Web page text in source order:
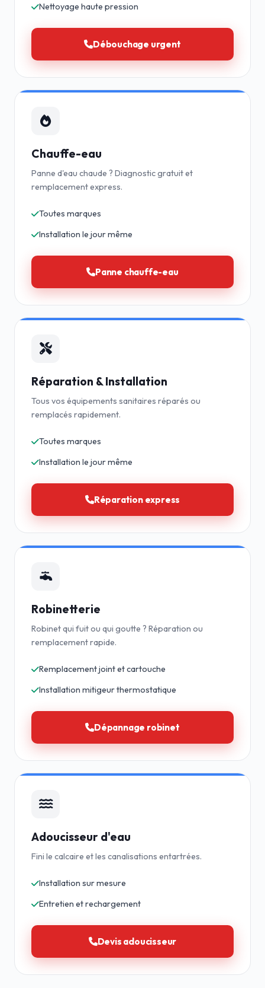
Nettoyage haute pression
Débouchage urgent
Chauffe-eau
Panne d'eau chaude ? Diagnostic gratuit et
remplacement express.
Toutes marques
Installation le jour même
Panne chauffe-eau
Réparation & Installation
Tous vos équipements sanitaires réparés ou
remplacés rapidement.
Toutes marques
Installation le jour même
Réparation express
Robinetterie
Robinet qui fuit ou qui goutte ? Réparation ou
remplacement rapide.
Remplacement joint et cartouche
Installation mitigeur thermostatique
Dépannage robinet
Adoucisseur d'eau
Fini le calcaire et les canalisations entartrées.
Installation sur mesure
Entretien et rechargement
Devis adoucisseur